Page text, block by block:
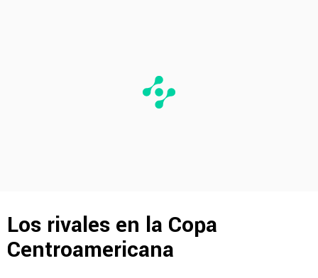
Los rivales en la Copa
Centroamericana